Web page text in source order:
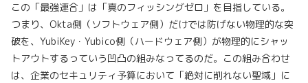
この「最強連合」は「真のフィッシングゼロ」を目指している。
つまり、Okta側（ソフトウェア側）だけでは防げない物理的な突
破を、YubiKey・Yubico側（ハードウェア側）が物理的にシャッ
トアウトするっていう凹凸の組みなってるのだ。この組み合わせ
は、企業のセキュリティ予算において「絶対に削れない聖域」に